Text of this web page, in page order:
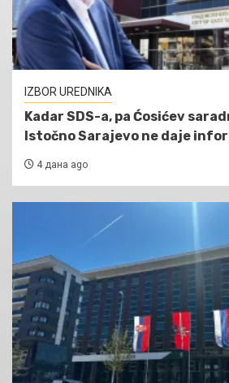
IZBOR UREDNIKA
Kadar SDS-a, pa Ćosićev
Istočno Sarajevo ne daje
4 дана ago